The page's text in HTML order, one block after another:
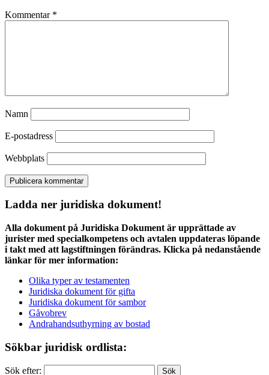
Kommentar *
Namn
E-postadress
Webbplats
Ladda ner juridiska dokument!
Alla dokument på Juridiska Dokument är upprättade av
jurister med specialkompetens och avtalen uppdateras löpande
i takt med att lagstiftningen förändras. Klicka på nedanstående
länkar för mer information:
Olika typer av testamenten
Juridiska dokument för gifta
Juridiska dokument för sambor
Gåvobrev
Andrahandsuthyrning av bostad
Sökbar juridisk ordlista:
Sök efter: